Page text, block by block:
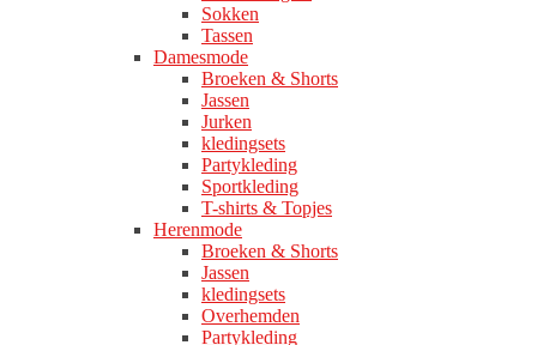
Sokken
Tassen
Damesmode
Broeken & Shorts
Jassen
Jurken
kledingsets
Partykleding
Sportkleding
T-shirts & Topjes
Herenmode
Broeken & Shorts
Jassen
kledingsets
Overhemden
Partykleding